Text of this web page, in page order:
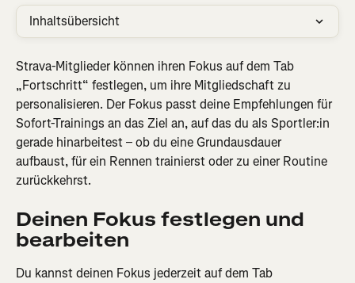
Inhaltsübersicht
Strava-Mitglieder können ihren Fokus auf dem Tab
„Fortschritt“ festlegen, um ihre Mitgliedschaft zu
personalisieren. Der Fokus passt deine Empfehlungen für
Sofort-Trainings an das Ziel an, auf das du als Sportler:in
gerade hinarbeitest – ob du eine Grundausdauer
aufbaust, für ein Rennen trainierst oder zu einer Routine
zurückkehrst.
Deinen Fokus festlegen und
bearbeiten
Du kannst deinen Fokus jederzeit auf dem Tab